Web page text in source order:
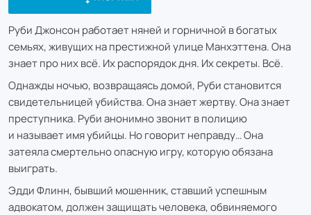
Руби Джонсон работает няней и горничной в богатых
семьях, живущих на престижной улице Манхэттена. Она
знает про них всё. Их распорядок дня. Их секреты. Всё.
Однажды ночью, возвращаясь домой, Руби становится
свидетельницей убийства. Она знает жертву. Она знает
преступника. Руби анонимно звонит в полицию
и называет имя убийцы. Но говорит неправду… Она
затеяла смертельно опасную игру, которую обязана
выиграть.
Эдди Флинн, бывший мошенник, ставший успешным
адвокатом, должен защищать человека, обвиняемого